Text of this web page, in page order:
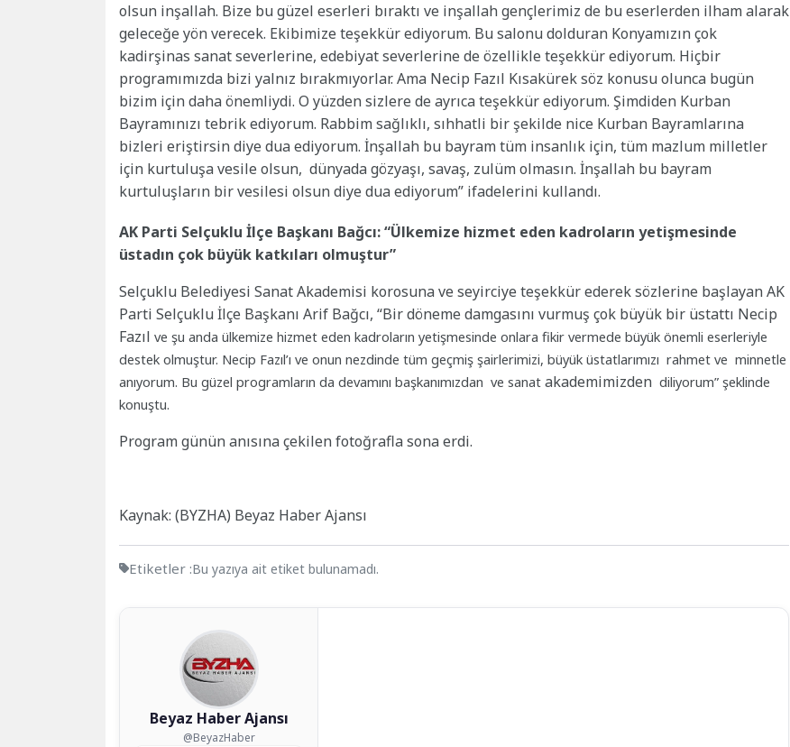
olsun inşallah. Bize bu güzel eserleri bıraktı ve inşallah gençlerimiz de bu eserlerden ilham alarak
geleceğe yön verecek. Ekibimize teşekkür ediyorum. Bu salonu dolduran Konyamızın çok
kadirşinas sanat severlerine, edebiyat severlerine de özellikle teşekkür ediyorum. Hiçbir
programımızda bizi yalnız bırakmıyorlar. Ama Necip Fazıl Kısakürek söz konusu olunca bugün
bizim için daha önemliydi. O yüzden sizlere de ayrıca teşekkür ediyorum. Şimdiden Kurban
Bayramınızı tebrik ediyorum. Rabbim sağlıklı, sıhhatli bir şekilde nice Kurban Bayramlarına
bizleri eriştirsin diye dua ediyorum. İnşallah bu bayram tüm insanlık için, tüm mazlum milletler
için kurtuluşa vesile olsun, dünyada gözyaşı, savaş, zulüm olmasın. İnşallah bu bayram
kurtuluşların bir vesilesi olsun diye dua ediyorum” ifadelerini kullandı.
AK Parti Selçuklu İlçe Başkanı Bağcı: “Ülkemize hizmet eden kadroların yetişmesinde
üstadın çok büyük katkıları olmuştur”
Selçuklu Belediyesi Sanat Akademisi korosuna ve seyirciye teşekkür ederek sözlerine başlayan AK
Parti Selçuklu İlçe Başkanı Arif Bağcı, “Bir döneme damgasını vurmuş çok büyük bir üstattı Necip
Fazıl ve şu anda ülkemize hizmet eden kadroların yetişmesinde onlara fikir vermede büyük önemli eserleriyle
destek olmuştur. Necip Fazıl’ı ve onun nezdinde tüm geçmiş şairlerimizi, büyük üstatlarımızı rahmet ve minnetle
anıyorum. Bu güzel programların da devamını başkanımızdan ve sanat akademimizden diliyorum” şeklinde
konuştu.
Program günün anısına çekilen fotoğrafla sona erdi.
Kaynak: (BYZHA) Beyaz Haber Ajansı
Etiketler :Bu yazıya ait etiket bulunamadı.
Beyaz Haber Ajansı
@BeyazHaber